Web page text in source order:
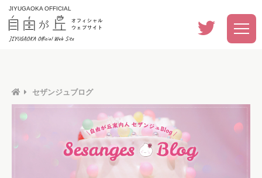
JIYUGAOKA OFFICIAL
セザンジュブログ